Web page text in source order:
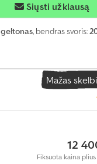
Siųsti užklausą
geltonas, bendras svoris:
Mažas
12
Fiksuota kaina plius